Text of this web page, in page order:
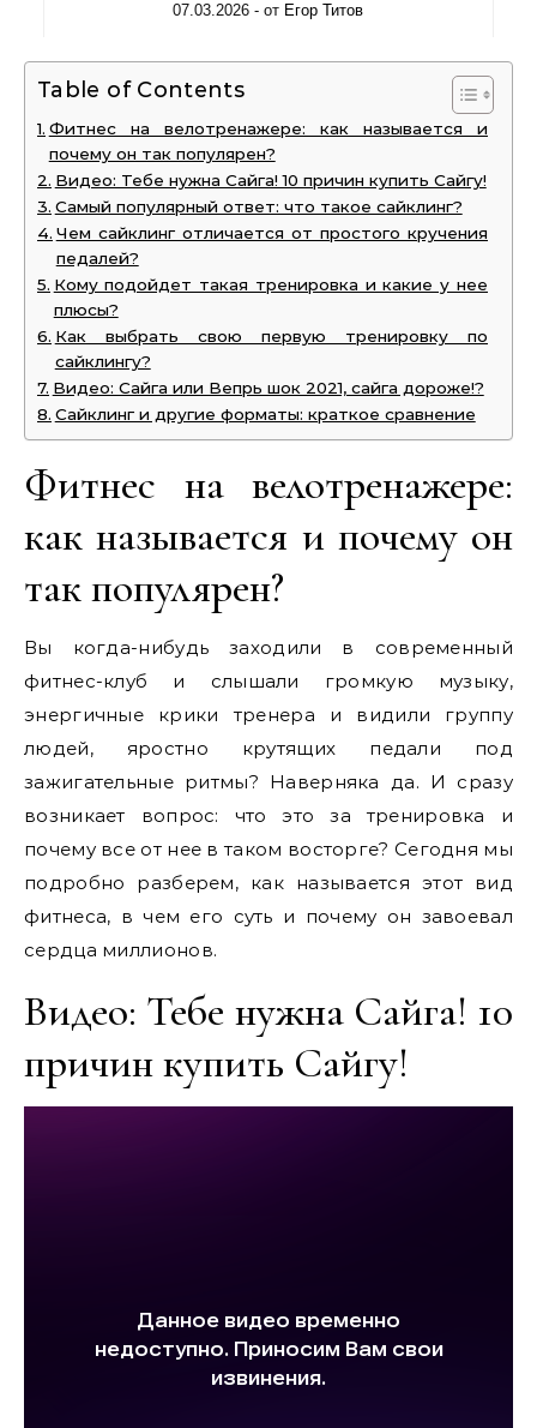
07.03.2026 - от Егор Титов
Table of Contents
Фитнес на велотренажере: как называется и
почему он так популярен?
Видео: Тебе нужна Сайга! 10 причин купить Сайгу!
Самый популярный ответ: что такое сайклинг?
Чем сайклинг отличается от простого кручения
педалей?
Кому подойдет такая тренировка и какие у нее
плюсы?
Как выбрать свою первую тренировку по
сайклингу?
Видео: Сайга или Вепрь шок 2021, сайга дороже!?
Сайклинг и другие форматы: краткое сравнение
Фитнес на велотренажере:
как называется и почему он
так популярен?
Вы когда-нибудь заходили в современный
фитнес-клуб и слышали громкую музыку,
энергичные крики тренера и видили группу
людей, яростно крутящих педали под
зажигательные ритмы? Наверняка да. И сразу
возникает вопрос: что это за тренировка и
почему все от нее в таком восторге? Сегодня мы
подробно разберем, как называется этот вид
фитнеса, в чем его суть и почему он завоевал
сердца миллионов.
Видео: Тебе нужна Сайга! 10
причин купить Сайгу!